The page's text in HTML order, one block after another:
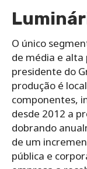
O único
de média e alta
presidente do
produção é
componentes,
desde 2012 a
dobrando
de um
pública e